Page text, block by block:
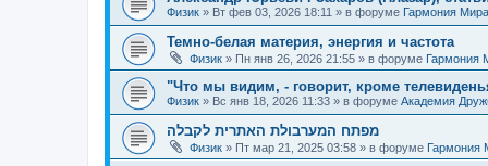
Физик » Вт фев 03, 2026 18:11 » в форуме Гармония Мира
Темно-белая материя, энергия и частота
Физик » Пн янв 26, 2026 21:55 » в форуме Гармония
"Что мы видим, - говорит, кроме
Физик » Вс янв 18, 2026 11:33 » в форуме Академия
מפתח המערבולת האתרית לקבלה
Физик » Пт мар 21, 2025 03:58 » в форуме Гармония